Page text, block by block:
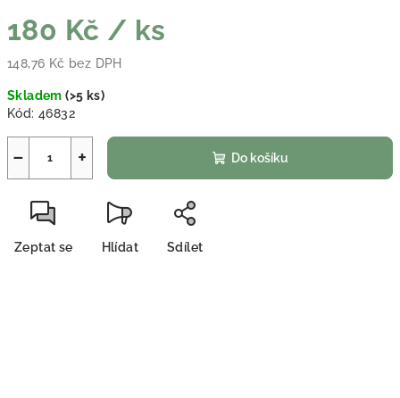
180 Kč / ks
148,76 Kč bez DPH
Skladem(>5 ks)
Kód: 46832
+
− Do košíku
Zeptat se Hlídat Sdílet